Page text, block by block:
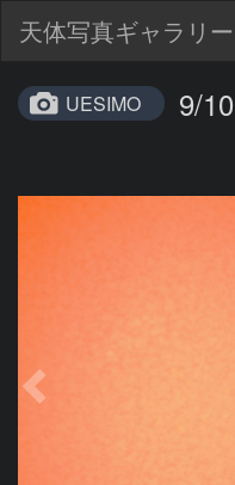
天体写真ギャラリー
UESIMO 9/